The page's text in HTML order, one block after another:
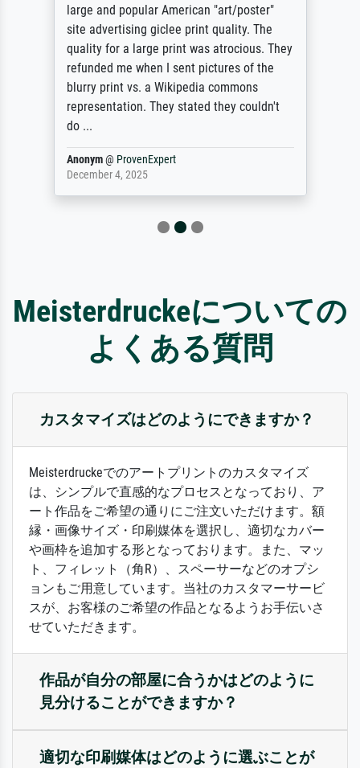
large and popular American "art/poster"
site advertising giclee print quality. The
quality for a large print was atrocious. They
refunded me when I sent pictures of the
blurry print vs. a Wikipedia commons
representation. They stated they couldn't
do ...
Anonym@ ProvenExpert
December 4, 2025
Meisterdruckeについての
よくある質問
カスタマイズはどのようにできますか？
Meisterdruckeでのアートプリントのカスタマイズ
は、シンプルで直感的なプロセスとなっており、ア
ート作品をご希望の通りにご注文いただけます。額
縁・画像サイズ・印刷媒体を選択し、適切なカバー
や画枠を追加する形となっております。また、マッ
ト、フィレット（角R）、スペーサーなどのオプシ
ョンもご用意しています。当社のカスタマーサービ
スが、お客様のご希望の作品となるようお手伝いさ
せていただきます。
作品が自分の部屋に合うかはどのように
見分けることができますか？
適切な印刷媒体はどのように選ぶことが